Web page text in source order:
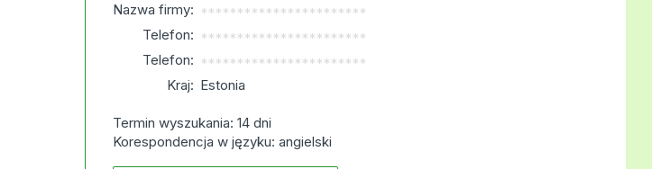
Nazwa firmy: ***********************
Telefon: ***********************
Telefon: ***********************
Kraj: Estonia
Termin wyszukania: 14 dni
Korespondencja w języku: angielski